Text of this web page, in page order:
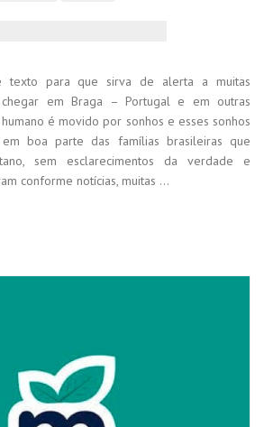
texto para que sirva de alerta a muitas
em Braga – Portugal e em outras
é movido por sonhos e esses sonhos
boa parte das famílias brasileiras que
sem esclarecimentos da verdade e
conforme notícias, muitas ...